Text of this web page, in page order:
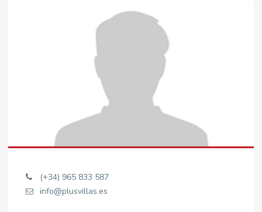
(+34) 965 833 587
info@plusvillas.es